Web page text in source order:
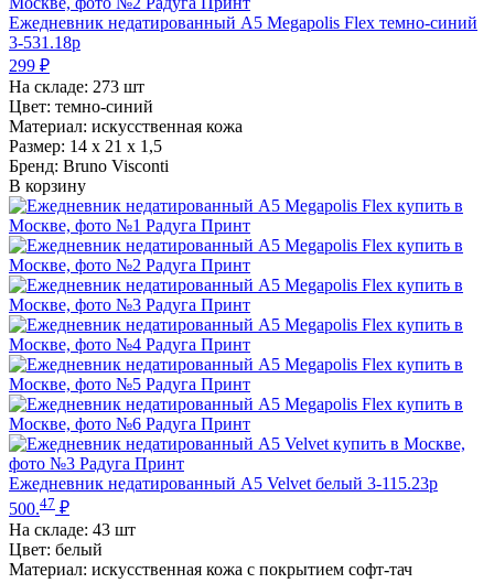
Ежедневник недатированный А5 Megapolis Flex темно-синий
3-531.18p
299 ₽
На складе: 273 шт
Цвет: темно-синий
Материал: искусственная кожа
Размер: 14 х 21 х 1,5
Бренд: Bruno Visconti
В корзину
Ежедневник недатированный А5 Velvet белый 3-115.23p
500.47 ₽
На складе: 43 шт
Цвет: белый
Материал: искусственная кожа с покрытием софт-тач